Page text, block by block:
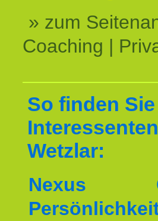
» zum
Coaching |
So finden
Wetzlar:
Nexus